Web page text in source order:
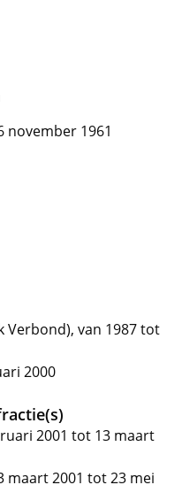
november 1961
Verbond), van 1987 tot
2000
2001 tot 13 maart
maart 2001 tot 23 mei